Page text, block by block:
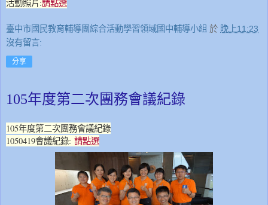
活動照片:請點選
臺中市國民教育輔導團綜合活動學習領域國中輔導小組 於 晚上11:23
沒有留言:
分享
105年度第二次團務會議紀錄
105年度第二次團務會議紀錄
1050419會議紀錄: 請點選